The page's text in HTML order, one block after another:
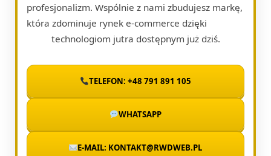
profesjonalizm. Wspólnie z nami zbudujesz markę,
która zdominuje rynek e-commerce dzięki
technologiom jutra dostępnym już dziś.
TELEFON: +48 791 891 105
WHATSAPP
E-MAIL: KONTAKT@RWDWEB.PL